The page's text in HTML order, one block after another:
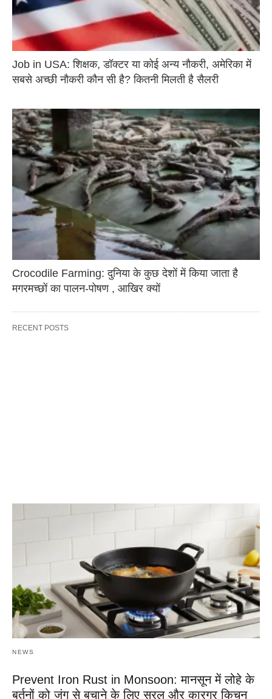
Job in USA: शिक्षक, डॉक्टर या कोई अन्य नौकरी, अमेरिका में
सबसे अच्छी नौकरी कौन सी है? कितनी मिलती है सैलरी
Crocodile Farming: दुनिया के कुछ देशों में किया जाता है
मगरमच्छों का पालन-पोषण , आखिर क्यों
RECENT POSTS
NEWS
Prevent Iron Rust in Monsoon: मानसून में लोहे के
बर्तनों को जंग से बचाने के लिए सरल और कारगर किचन